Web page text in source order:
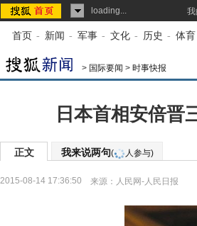
loading... 我
首页 - 新闻 - 军事 - 文化 - 历史 - 体育
> 国际要闻 > 时事快报
日本首相安倍晋
正文 我来说两句( 人参与)
2015-08-14 17:36:50 来源： 人民网-人民日报